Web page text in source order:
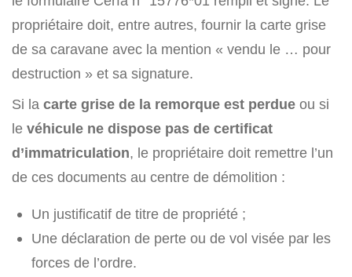
propriétaire doit, entre autres, fournir la carte grise
de sa caravane avec la mention « vendu le … pour
destruction » et sa signature.
Si la carte grise de la remorque est perdue ou si
le véhicule ne dispose pas de certificat
d’immatriculation, le propriétaire doit remettre l’un
de ces documents au centre de démolition :
Un justificatif de titre de propriété ;
Une déclaration de perte ou de vol visée par les
forces de l’ordre.